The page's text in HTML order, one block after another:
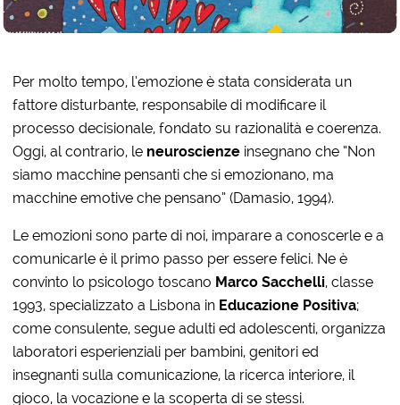
Per molto tempo, l’emozione è stata considerata un
fattore disturbante, responsabile di modificare il
processo decisionale, fondato su razionalità e coerenza.
Oggi, al contrario, le neuroscienze insegnano che “Non
siamo macchine pensanti che si emozionano, ma
macchine emotive che pensano” (Damasio, 1994).
Le emozioni sono parte di noi, imparare a conoscerle e a
comunicarle è il primo passo per essere felici. Ne è
convinto lo psicologo toscano Marco Sacchelli, classe
1993, specializzato a Lisbona in Educazione Positiva;
come consulente, segue adulti ed adolescenti, organizza
laboratori esperienziali per bambini, genitori ed
insegnanti sulla comunicazione, la ricerca interiore, il
gioco, la vocazione e la scoperta di se stessi.